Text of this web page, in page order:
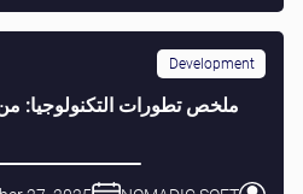
Development